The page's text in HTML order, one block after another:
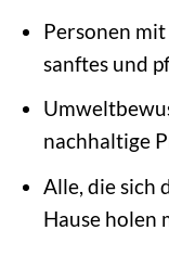
Personen
sanftes und
nachhaltige
Alle, die sich
Hause holen